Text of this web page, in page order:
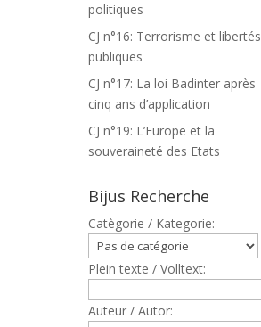
politiques
CJ n°16: Terrorisme et libertés
publiques
CJ n°17: La loi Badinter après
cinq ans d’application
CJ n°19: L’Europe et la
souveraineté des Etats
Bijus Recherche
Catègorie / Kategorie:
Plein texte / Volltext:
Auteur / Autor: